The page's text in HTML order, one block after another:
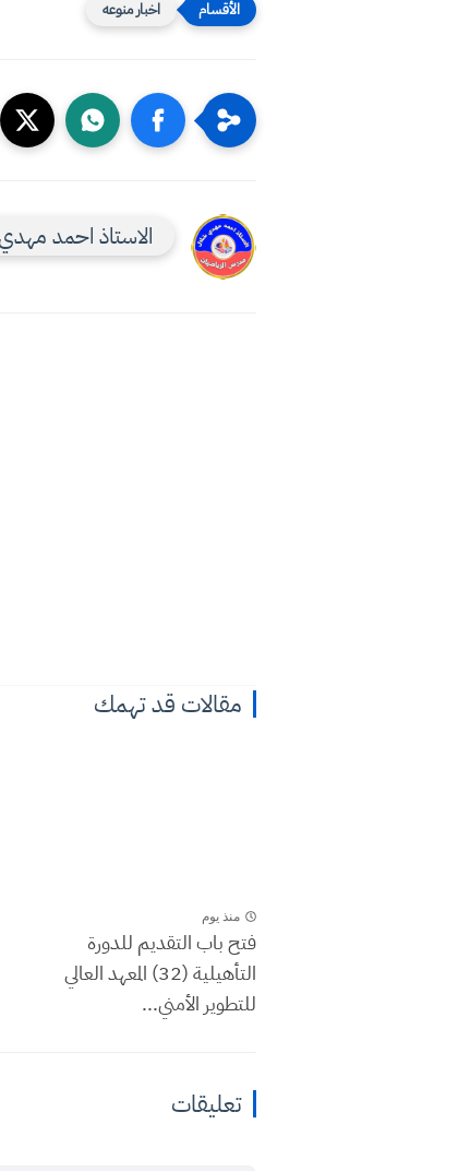
اخبار منوعه
الاستاذ احمد مهدي
مقالات قد تهمك
منذ يوم
فتح باب التقديم للدورة
التأهيلية (32) المعهد العالي
للتطوير الأمني...
تعليقات